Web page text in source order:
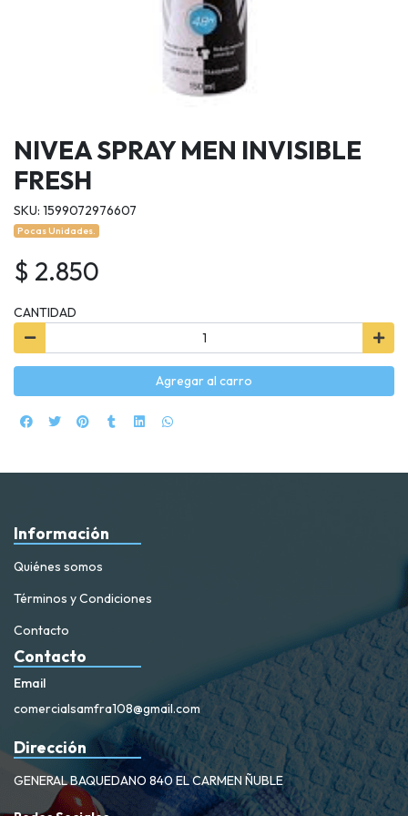
NIVEA SPRAY MEN INVISIBLE
FRESH
SKU: 1599072976607
Pocas Unidades.
$ 2.850
CANTIDAD
Agregar al carro
Información
Quiénes somos
Términos y Condiciones
Contacto
Contacto
Email
comercialsamfra108@gmail.com
Dirección
GENERAL BAQUEDANO 840 EL CARMEN ÑUBLE